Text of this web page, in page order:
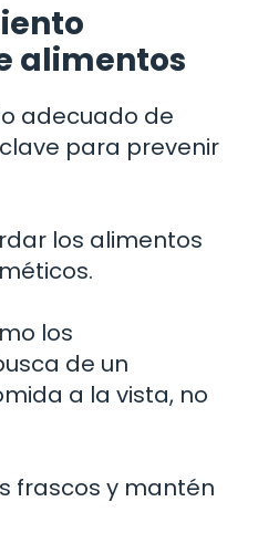
alimentos
adecuado de
para prevenir
los alimentos
los
de un
a la vista, no
frascos y mantén